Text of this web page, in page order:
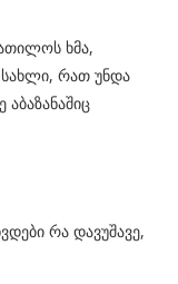
ხმა,
სახლი, რათ უნდა
რა დავუშავე,